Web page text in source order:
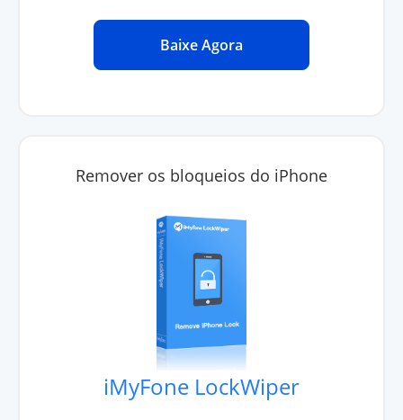
Baixe Agora
Remover os bloqueios do iPhone
iMyFone LockWiper